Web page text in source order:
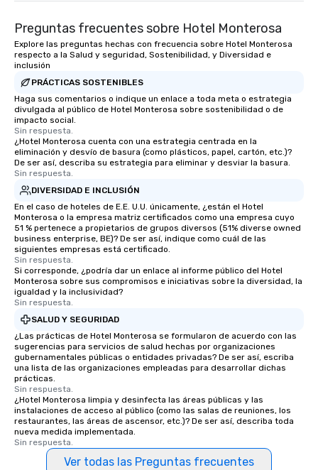
Preguntas frecuentes sobre Hotel Monterosa
Explore las preguntas hechas con frecuencia sobre Hotel Monterosa
respecto a la Salud y seguridad, Sostenibilidad, y Diversidad e
inclusión
PRÁCTICAS SOSTENIBLES
Haga sus comentarios o indique un enlace a toda meta o estrategia
divulgada al público de Hotel Monterosa sobre sostenibilidad o de
impacto social.
Sin respuesta.
¿Hotel Monterosa cuenta con una estrategia centrada en la
eliminación y desvío de basura (como plásticos, papel, cartón, etc.)?
De ser así, describa su estrategia para eliminar y desviar la basura.
Sin respuesta.
DIVERSIDAD E INCLUSIÓN
En el caso de hoteles de E.E. U.U. únicamente, ¿están el Hotel
Monterosa o la empresa matriz certificados como una empresa cuyo
51 % pertenece a propietarios de grupos diversos (51% diverse owned
business enterprise, BE)? De ser así, indique como cuál de las
siguientes empresas está certificado.
Sin respuesta.
Si corresponde, ¿podría dar un enlace al informe público del Hotel
Monterosa sobre sus compromisos e iniciativas sobre la diversidad, la
igualdad y la inclusividad?
Sin respuesta.
SALUD Y SEGURIDAD
¿Las prácticas de Hotel Monterosa se formularon de acuerdo con las
sugerencias para servicios de salud hechas por organizaciones
gubernamentales públicas o entidades privadas? De ser así, escriba
una lista de las organizaciones empleadas para desarrollar dichas
prácticas.
Sin respuesta.
¿Hotel Monterosa limpia y desinfecta las áreas públicas y las
instalaciones de acceso al público (como las salas de reuniones, los
restaurantes, las áreas de ascensor, etc.)? De ser así, describa toda
nueva medida implementada.
Sin respuesta.
Ver todas las Preguntas frecuentes